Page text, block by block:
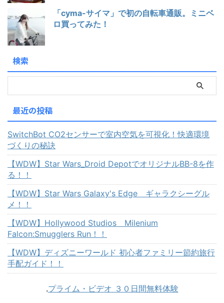
「cyma-サイマ」で初の自転車通販。ミニベ
ロ買ってみた！
検索
最近の投稿
SwitchBot CO2センサーで室内空気を可視化！快適環境
づくりの秘訣
【WDW】Star Wars_Droid DepotでオリジナルBB-8を作
る！！
【WDW】Star Wars Galaxy's Edge ギャラクシーグル
メ！！
【WDW】Hollywood Studios Milenium
Falcon:Smugglers Run！！
【WDW】ディズニーワールド 初心者ファミリー節約旅行
手配ガイド！！
.プライム・ビデオ ３０日間無料体験